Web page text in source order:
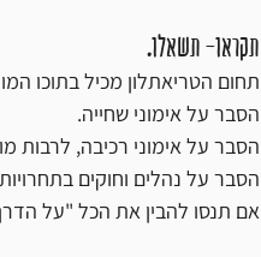
תקראו- תשאלו.
תחום הטריאתלון מכיל בתוכו
הסבר על אימוני שחייה.
הסבר על אימוני רכיבה, לרבות
הסבר על נהלים וחוקים בתחרויות
אם תנסו להבין את הכל "על